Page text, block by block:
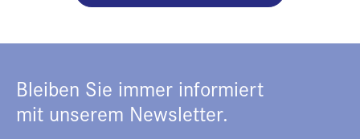
Bleiben Sie immer informiert
mit unserem Newsletter.